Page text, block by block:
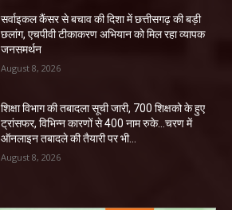
सर्वाइकल कैंसर से बचाव की दिशा में छत्तीसगढ़ की बड़ी
छलांग, एचपीवी टीकाकरण अभियान को मिल रहा व्यापक
जनसमर्थन
August 8, 2026
शिक्षा विभाग की तबादला सूची जारी, 700 शिक्षको के हुए
ट्रांसफर, विभिन्न कारणों से 400 नाम रुके…चरण में
ऑनलाइन तबादले की तैयारी पर भी...
August 8, 2026